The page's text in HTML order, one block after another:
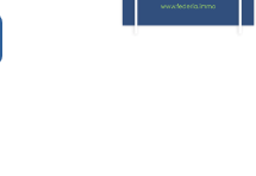
À LA PAGE